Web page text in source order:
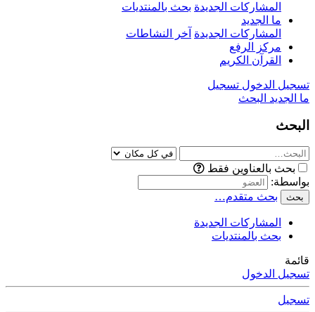
المشاركات الجديدة بحث بالمنتديات
ما الجديد
المشاركات الجديدة آخر النشاطات
مركز الرفع
القرآن الكريم
تسجيل الدخول تسجيل
ما الجديد البحث
البحث
بحث بالعناوين فقط
بواسطة:
بحث بحث متقدم…
المشاركات الجديدة
بحث بالمنتديات
قائمة
تسجيل الدخول
تسجيل